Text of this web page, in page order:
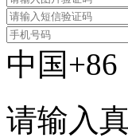
中国+86
请输入